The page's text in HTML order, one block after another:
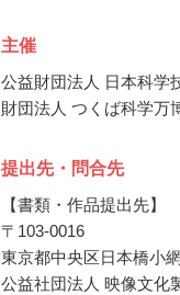
主催
公益財団法人 日本科学
財団法人 つくば科学万
提出先・問合先
【書類・作品提出先】
〒103-0016
東京都中央区日本橋小
公益社団法人 映像文化